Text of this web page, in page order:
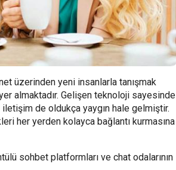
üzerinden yeni insanlarla tanışmak
almaktadır. Gelişen teknoloji sayesinde
de oldukça yaygın hale gelmiştir.
her yerden kolayca bağlantı kurmasına
sohbet platformları ve chat odalarının